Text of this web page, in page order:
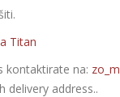
Titan
kontaktirate na:
delivery address..